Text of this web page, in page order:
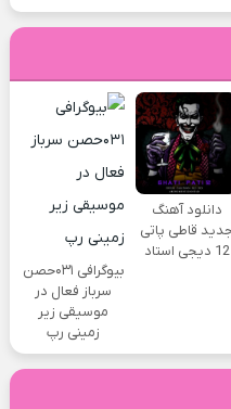
دانلود آهنگ
جدید قاطی پاتی
12 دیجی استاد
بیوگرافی ۰۳۱حصن
سرباز فعال در
موسیقی زیر
زمینی رپ